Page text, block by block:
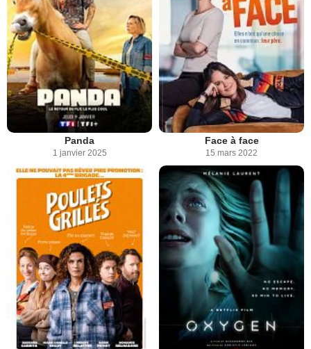
Panda
1 janvier 2025
Face à face
15 mars 2022